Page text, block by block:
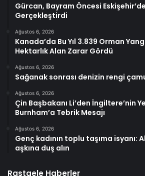
Gürcan, Bayram Öncesi
Gerçekleştirdi
Ağustos 6, 2026
Kanada’da Bu Yıl 3.839 Orman
Hektarlık Alan Zarar Gördü
Ağustos 6, 2026
Sağanak sonrası denizin rengi
Ağustos 6, 2026
Çin Başbakanı Li’den İngiltere’nin
Burnham’a Tebrik Mesajı
Ağustos 6, 2026
Genç kadının toplu taşıma isyanı:
aşkına duş alın
Rastgele Haberler